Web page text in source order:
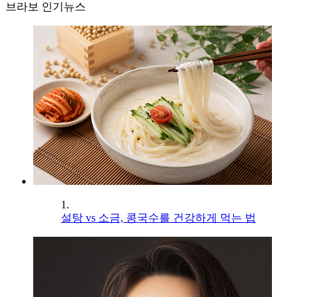
브라보 인기뉴스
1.
설탕 vs 소금, 콩국수를 건강하게 먹는 법